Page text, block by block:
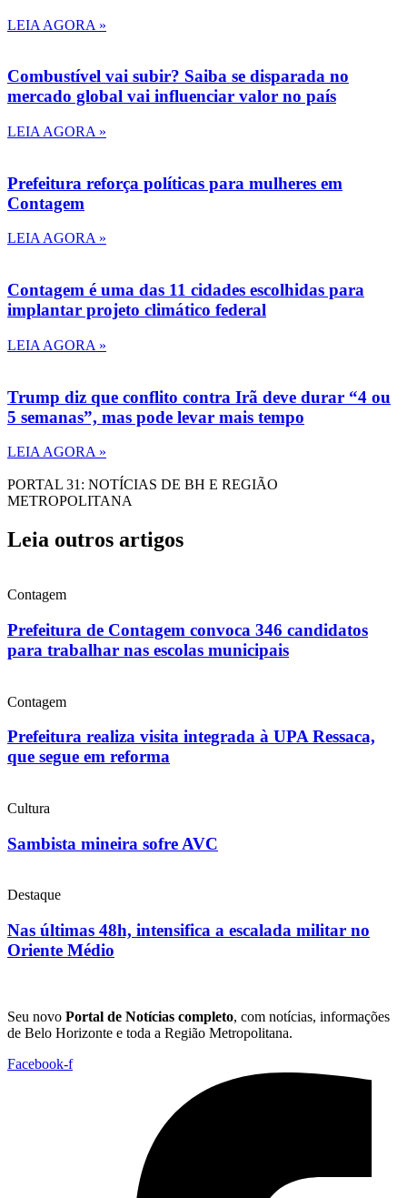
LEIA AGORA »
Combustível vai subir? Saiba se disparada no
mercado global vai influenciar valor no país
LEIA AGORA »
Prefeitura reforça políticas para mulheres em
Contagem
LEIA AGORA »
Contagem é uma das 11 cidades escolhidas para
implantar projeto climático federal
LEIA AGORA »
Trump diz que conflito contra Irã deve durar “4 ou
5 semanas”, mas pode levar mais tempo
LEIA AGORA »
PORTAL 31: NOTÍCIAS DE BH E REGIÃO
METROPOLITANA
Leia outros artigos
Contagem
Prefeitura de Contagem convoca 346 candidatos
para trabalhar nas escolas municipais
Contagem
Prefeitura realiza visita integrada à UPA Ressaca,
que segue em reforma
Cultura
Sambista mineira sofre AVC
Destaque
Nas últimas 48h, intensifica a escalada militar no
Oriente Médio
Seu novo Portal de Notícias completo, com notícias, informações
de Belo Horizonte e toda a Região Metropolitana.
Facebook-f